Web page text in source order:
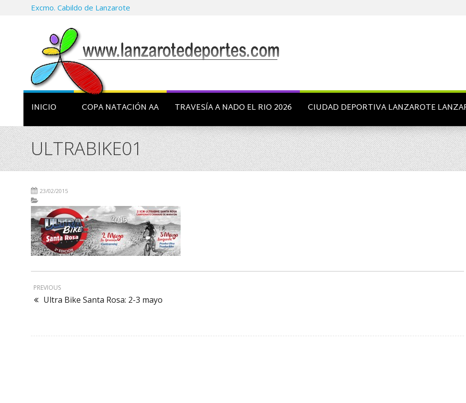
Excmo. Cabildo de Lanzarote
INICIO COPA NATACIÓN AA TRAVESÍA A NADO EL RIO 2026 CIUDAD DEPORTIVA LANZAROTE
ULTRABIKE01
23/02/2015
PREVIOUS
Ultra Bike Santa Rosa: 2-3 mayo